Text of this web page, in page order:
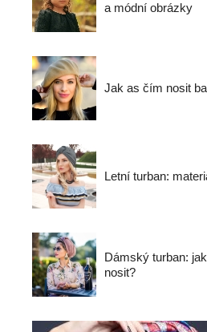
a módní obrázky
Jak as čím nosit
Letní turban:
Dámský turban:
nosit?